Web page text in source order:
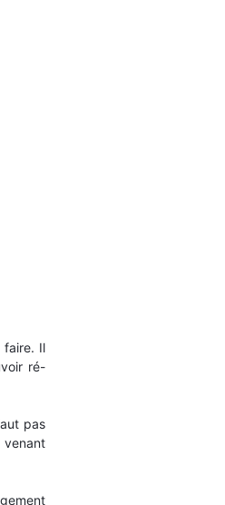
faire. Il
ré-
pas
venant